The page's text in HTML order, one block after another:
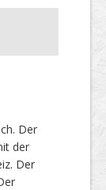
Der
der
Der